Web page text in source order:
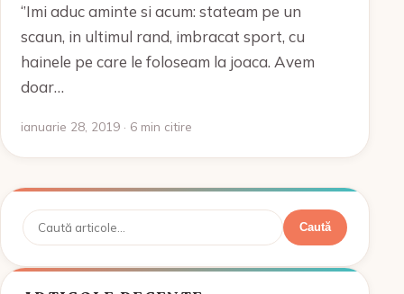
‘’Imi aduc aminte si acum: stateam pe un
scaun, in ultimul rand, imbracat sport, cu
hainele pe care le foloseam la joaca. Avem
doar…
ianuarie 28, 2019 · 6 min citire
Caută Caută